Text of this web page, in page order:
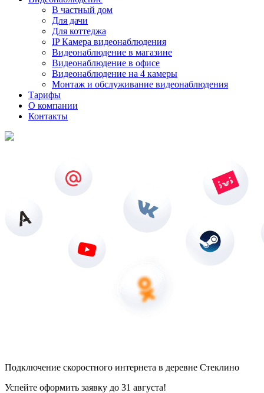
В частный дом
Для дачи
Для коттеджа
IP Камера видеонаблюдения
Видеонаблюдение в магазине
Видеонаблюдение в офисе
Видеонаблюдение на 4 камеры
Монтаж и обслуживание видеонаблюдения
Тарифы
О компании
Контакты
Подключение скоростного интернета в деревне Стеклино
Успейте оформить заявку до 31 августа!